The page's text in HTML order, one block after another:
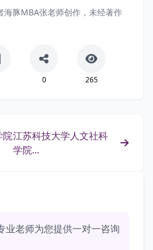
豚MBA张老师创作，未经著作
0 265
院江苏科技大学人文社科
学院...
业老师为您提供一对一咨询